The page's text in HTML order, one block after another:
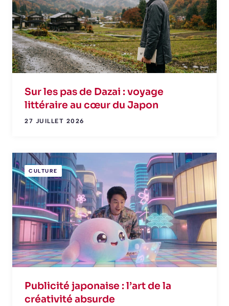
Sur les pas de Dazai : voyage
littéraire au cœur du Japon
27 JUILLET 2026
CULTURE
Publicité japonaise : l’art de la
créativité absurde